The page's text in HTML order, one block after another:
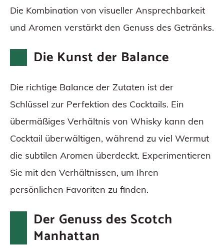
Die Kombination von visueller Ansprechbarkeit
und Aromen verstärkt den Genuss des Getränks.
Die Kunst der Balance
Die richtige Balance der Zutaten ist der
Schlüssel zur Perfektion des Cocktails. Ein
übermäßiges Verhältnis von Whisky kann den
Cocktail überwältigen, während zu viel Wermut
die subtilen Aromen überdeckt. Experimentieren
Sie mit den Verhältnissen, um Ihren
persönlichen Favoriten zu finden.
Der Genuss des Scotch
Manhattan